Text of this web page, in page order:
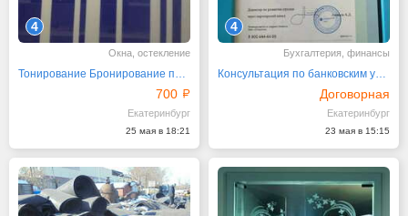
4
Окна, остекление
Тонирование Бронирование перегородок стекол окон
700
Екатеринбург
25 мая в 18:21
4
Бухгалтерия, финансы
Консультация по банковским услугам
Договорная
Екатеринбург
23 мая в 15:15